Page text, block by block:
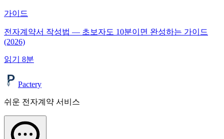
가이드
전자계약서 작성법 — 초보자도 10분이면 완성하는 가이드
(2026)
읽기 8분
Pactery
쉬운 전자계약 서비스